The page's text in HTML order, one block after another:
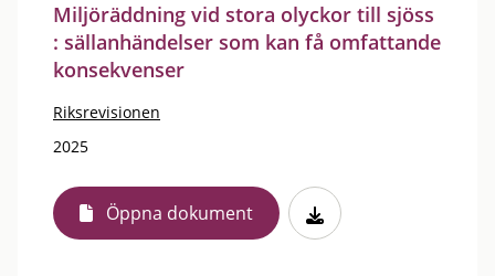
Miljöräddning vid stora olyckor till sjöss
: sällanhändelser som kan få omfattande
konsekvenser
Riksrevisionen
2025
Öppna dokument